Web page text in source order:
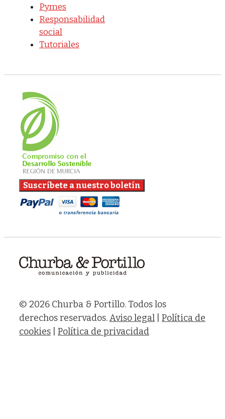
Pymes
Responsabilidad
social
Tutoriales
© 2026 Churba & Portillo. Todos los
derechos reservados.Aviso legal
Política de
cookies
Política de privacidad